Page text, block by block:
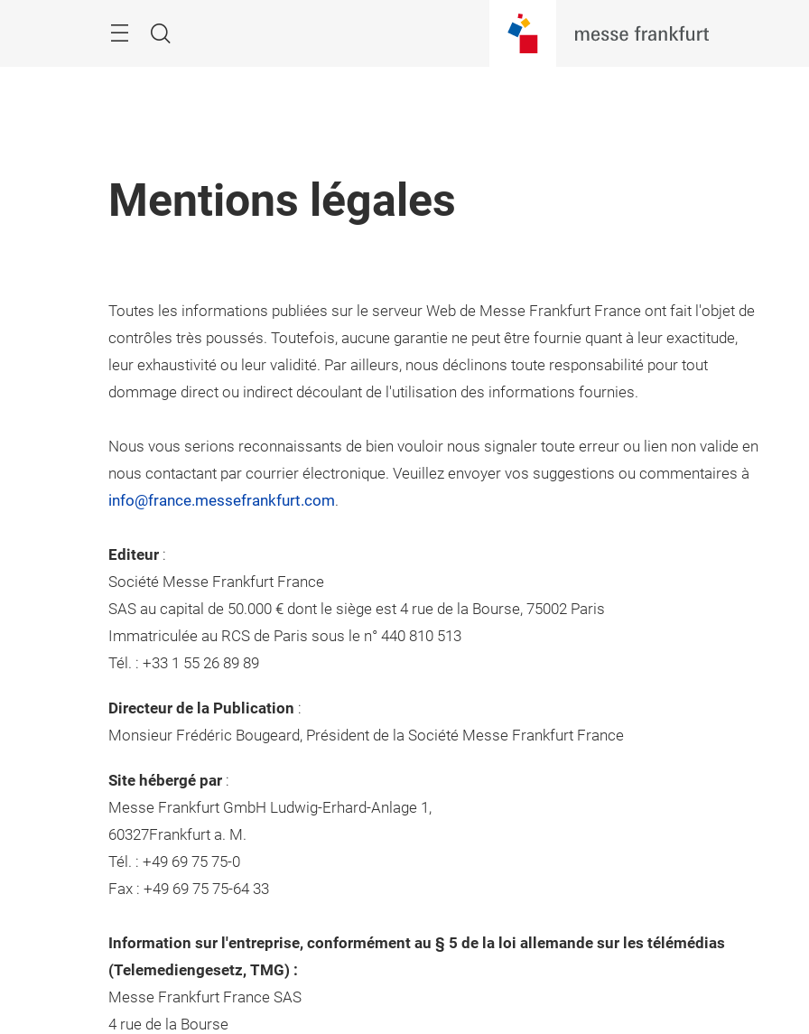
Rechercher
Mentions légales
Toutes les informations publiées sur le serveur Web de Messe Frankfurt France ont fait l'objet de
contrôles très poussés. Toutefois, aucune garantie ne peut être fournie quant à leur exactitude,
leur exhaustivité ou leur validité. Par ailleurs, nous déclinons toute responsabilité pour tout
dommage direct ou indirect découlant de l'utilisation des informations fournies.
Nous vous serions reconnaissants de bien vouloir nous signaler toute erreur ou lien non valide en
nous contactant par courrier électronique. Veuillez envoyer vos suggestions ou commentaires à
info@france.messefrankfurt.com.
Editeur :
Société Messe Frankfurt France
SAS au capital de 50.000 € dont le siège est 4 rue de la Bourse, 75002 Paris
Immatriculée au RCS de Paris sous le n° 440 810 513
Tél. : +33 1 55 26 89 89
Directeur de la Publication :
Monsieur Frédéric Bougeard, Président de la Société Messe Frankfurt France
Site hébergé par :
Messe Frankfurt GmbH Ludwig-Erhard-Anlage 1,
60327Frankfurt a. M.
Tél. : +49 69 75 75-0
Fax : +49 69 75 75-64 33
Information sur l'entreprise, conformément au § 5 de la loi allemande sur les télémédias
(Telemediengesetz, TMG) :
Messe Frankfurt France SAS
4 rue de la Bourse